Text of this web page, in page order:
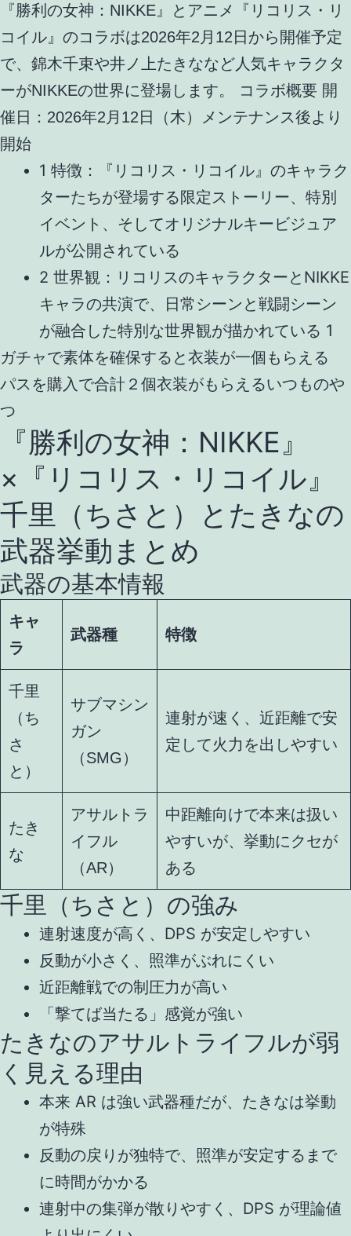
『勝利の女神：NIKKE』とアニメ『リコリス・リ
コイル』のコラボは2026年2月12日から開催予定
で、錦木千束や井ノ上たきななど人気キャラクタ
ーがNIKKEの世界に登場します。 コラボ概要 開
催日：2026年2月12日（木）メンテナンス後より
開始
1 特徴：『リコリス・リコイル』のキャラク
ターたちが登場する限定ストーリー、特別
イベント、そしてオリジナルキービジュア
ルが公開されている
2 世界観：リコリスのキャラクターとNIKKE
キャラの共演で、日常シーンと戦闘シーン
が融合した特別な世界観が描かれている 1
ガチャで素体を確保すると衣装が一個もらえる
パスを購入で合計２個衣装がもらえるいつものや
つ
『勝利の女神：NIKKE』
×『リコリス・リコイル』
千里（ちさと）とたきなの
武器挙動まとめ
武器の基本情報
キャ
ラ
武器種 特徴
千里
（ち
さ
と）
サブマシン
ガン
（SMG）
連射が速く、近距離で安
定して火力を出しやすい
たき
な
アサルトラ
イフル
（AR）
中距離向けで本来は扱い
やすいが、挙動にクセが
ある
千里（ちさと）の強み
連射速度が高く、DPS が安定しやすい
反動が小さく、照準がぶれにくい
近距離戦での制圧力が高い
「撃てば当たる」感覚が強い
たきなのアサルトライフルが弱
く見える理由
本来 AR は強い武器種だが、たきなは挙動
が特殊
反動の戻りが独特で、照準が安定するまで
に時間がかかる
連射中の集弾が散りやすく、DPS が理論値